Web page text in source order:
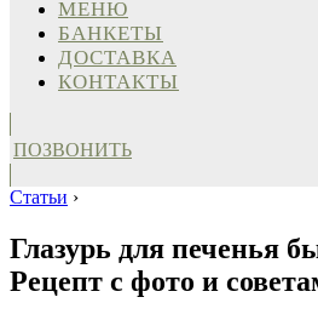
МЕНЮ
БАНКЕТЫ
ДОСТАВКА
КОНТАКТЫ
ПОЗВОНИТЬ
Статьи ›
Глазурь для печенья
Рецепт с фото и